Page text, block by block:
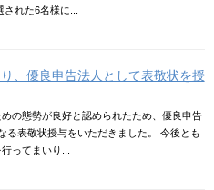
れた6名様に...
、優良申告法人として表敬状を授
の態勢が良好と認められたため、優良申告
る表敬状授与をいただきました。 今後とも
ってまいり...